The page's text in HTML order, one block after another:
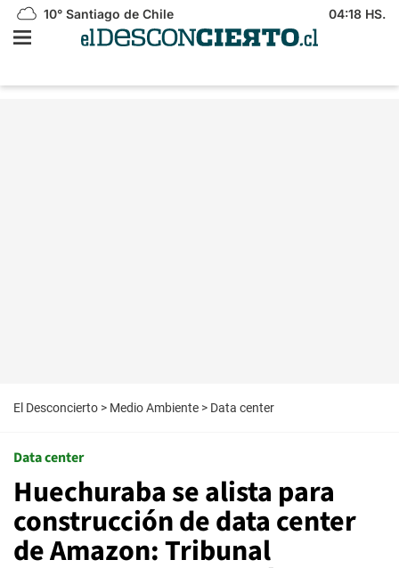
10° Santiago de Chile 04:18 HS.
El Desconcierto > Medio Ambiente > Data center
Data center
Huechuraba se alista para
construcción de data center
de Amazon: Tribunal